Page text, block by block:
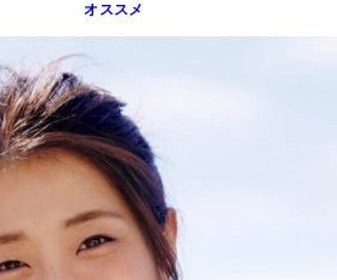
オススメ